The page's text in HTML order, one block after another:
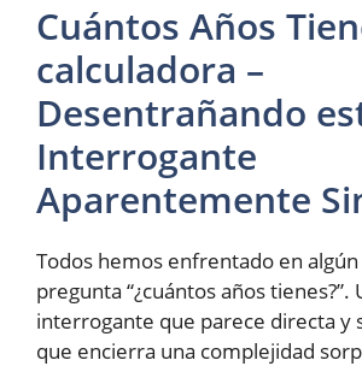
Cuántos Años
calculadora –
Desentrañando
Interrogante
Aparentemente
Todos hemos enfrentado en
pregunta “¿cuántos años tienes?”.
interrogante que parece directa y
que encierra una complejidad